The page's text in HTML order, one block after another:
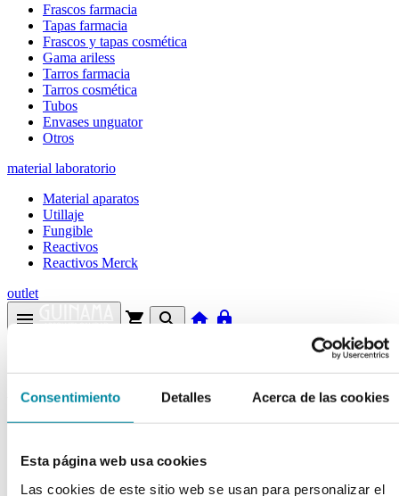
Consentimiento Detalles Acerca de las cookies
Esta página web usa cookies
Las cookies de este sitio web se usan para personalizar el
Frascos farmacia
Tapas farmacia
Frascos y tapas cosmética
Gama ariless
Tarros farmacia
Tarros cosmética
Tubos
Envases unguator
Otros
material laboratorio
Material aparatos
Utillaje
Fungible
Reactivos
Reactivos Merck
outlet
menu shopping_cart search home lock
Actualmente se encuentra en:
Inicio >>
arrow_back